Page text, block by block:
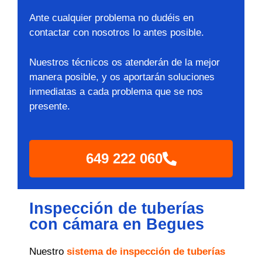
Ante cualquier problema no dudéis en
contactar con nosotros lo antes posible.
Nuestros técnicos os atenderán de la mejor
manera posible, y os aportarán soluciones
inmediatas a cada problema que se nos
presente.
649 222 060
Inspección de tuberías
con cámara en Begues
Nuestro sistema de inspección de tuberías